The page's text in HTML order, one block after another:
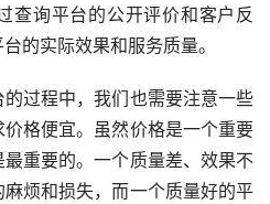
查询平台的公开评价和客户反
的实际效果和服务质量。
过程中，我们也需要注意一些
格便宜。虽然价格是一个重要
重要的。一个质量差、效果不
烦和损失，而一个质量好的平